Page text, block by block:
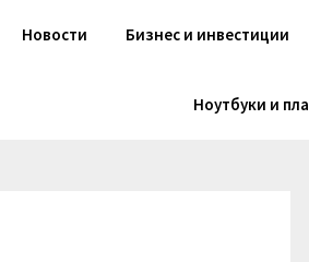
Новости Бизнес и инвестиции
Ноутбуки и